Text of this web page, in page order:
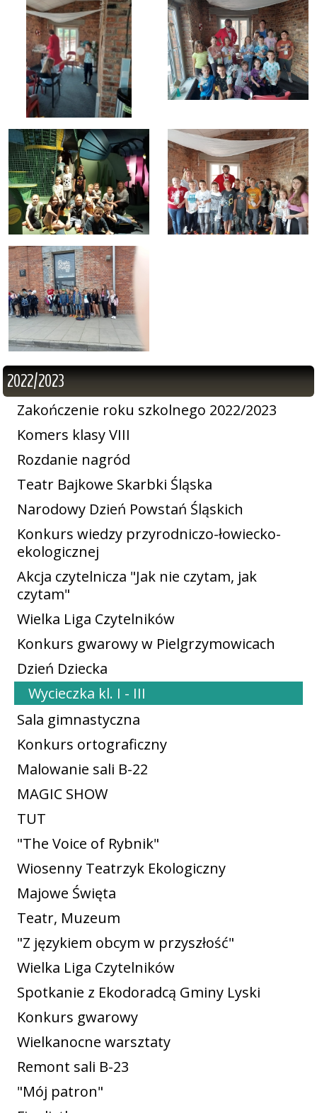
2022/2023
Zakończenie roku szkolnego 2022/2023
Komers klasy VIII
Rozdanie nagród
Teatr Bajkowe Skarbki Śląska
Narodowy Dzień Powstań Śląskich
Konkurs wiedzy przyrodniczo-łowiecko-
ekologicznej
Akcja czytelnicza "Jak nie czytam, jak
czytam"
Wielka Liga Czytelników
Konkurs gwarowy w Pielgrzymowicach
Dzień Dziecka
Wycieczka kl. I - III
Sala gimnastyczna
Konkurs ortograficzny
Malowanie sali B-22
MAGIC SHOW
TUT
"The Voice of Rybnik"
Wiosenny Teatrzyk Ekologiczny
Majowe Święta
Teatr, Muzeum
"Z językiem obcym w przyszłość"
Wielka Liga Czytelników
Spotkanie z Ekodoradcą Gminy Lyski
Konkurs gwarowy
Wielkanocne warsztaty
Remont sali B-23
"Mój patron"